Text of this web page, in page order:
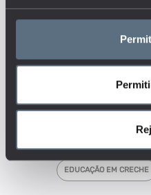
conjunto que
Que recursos
de ensino português
Tags
EDUCAÇÃO EM CRECHE